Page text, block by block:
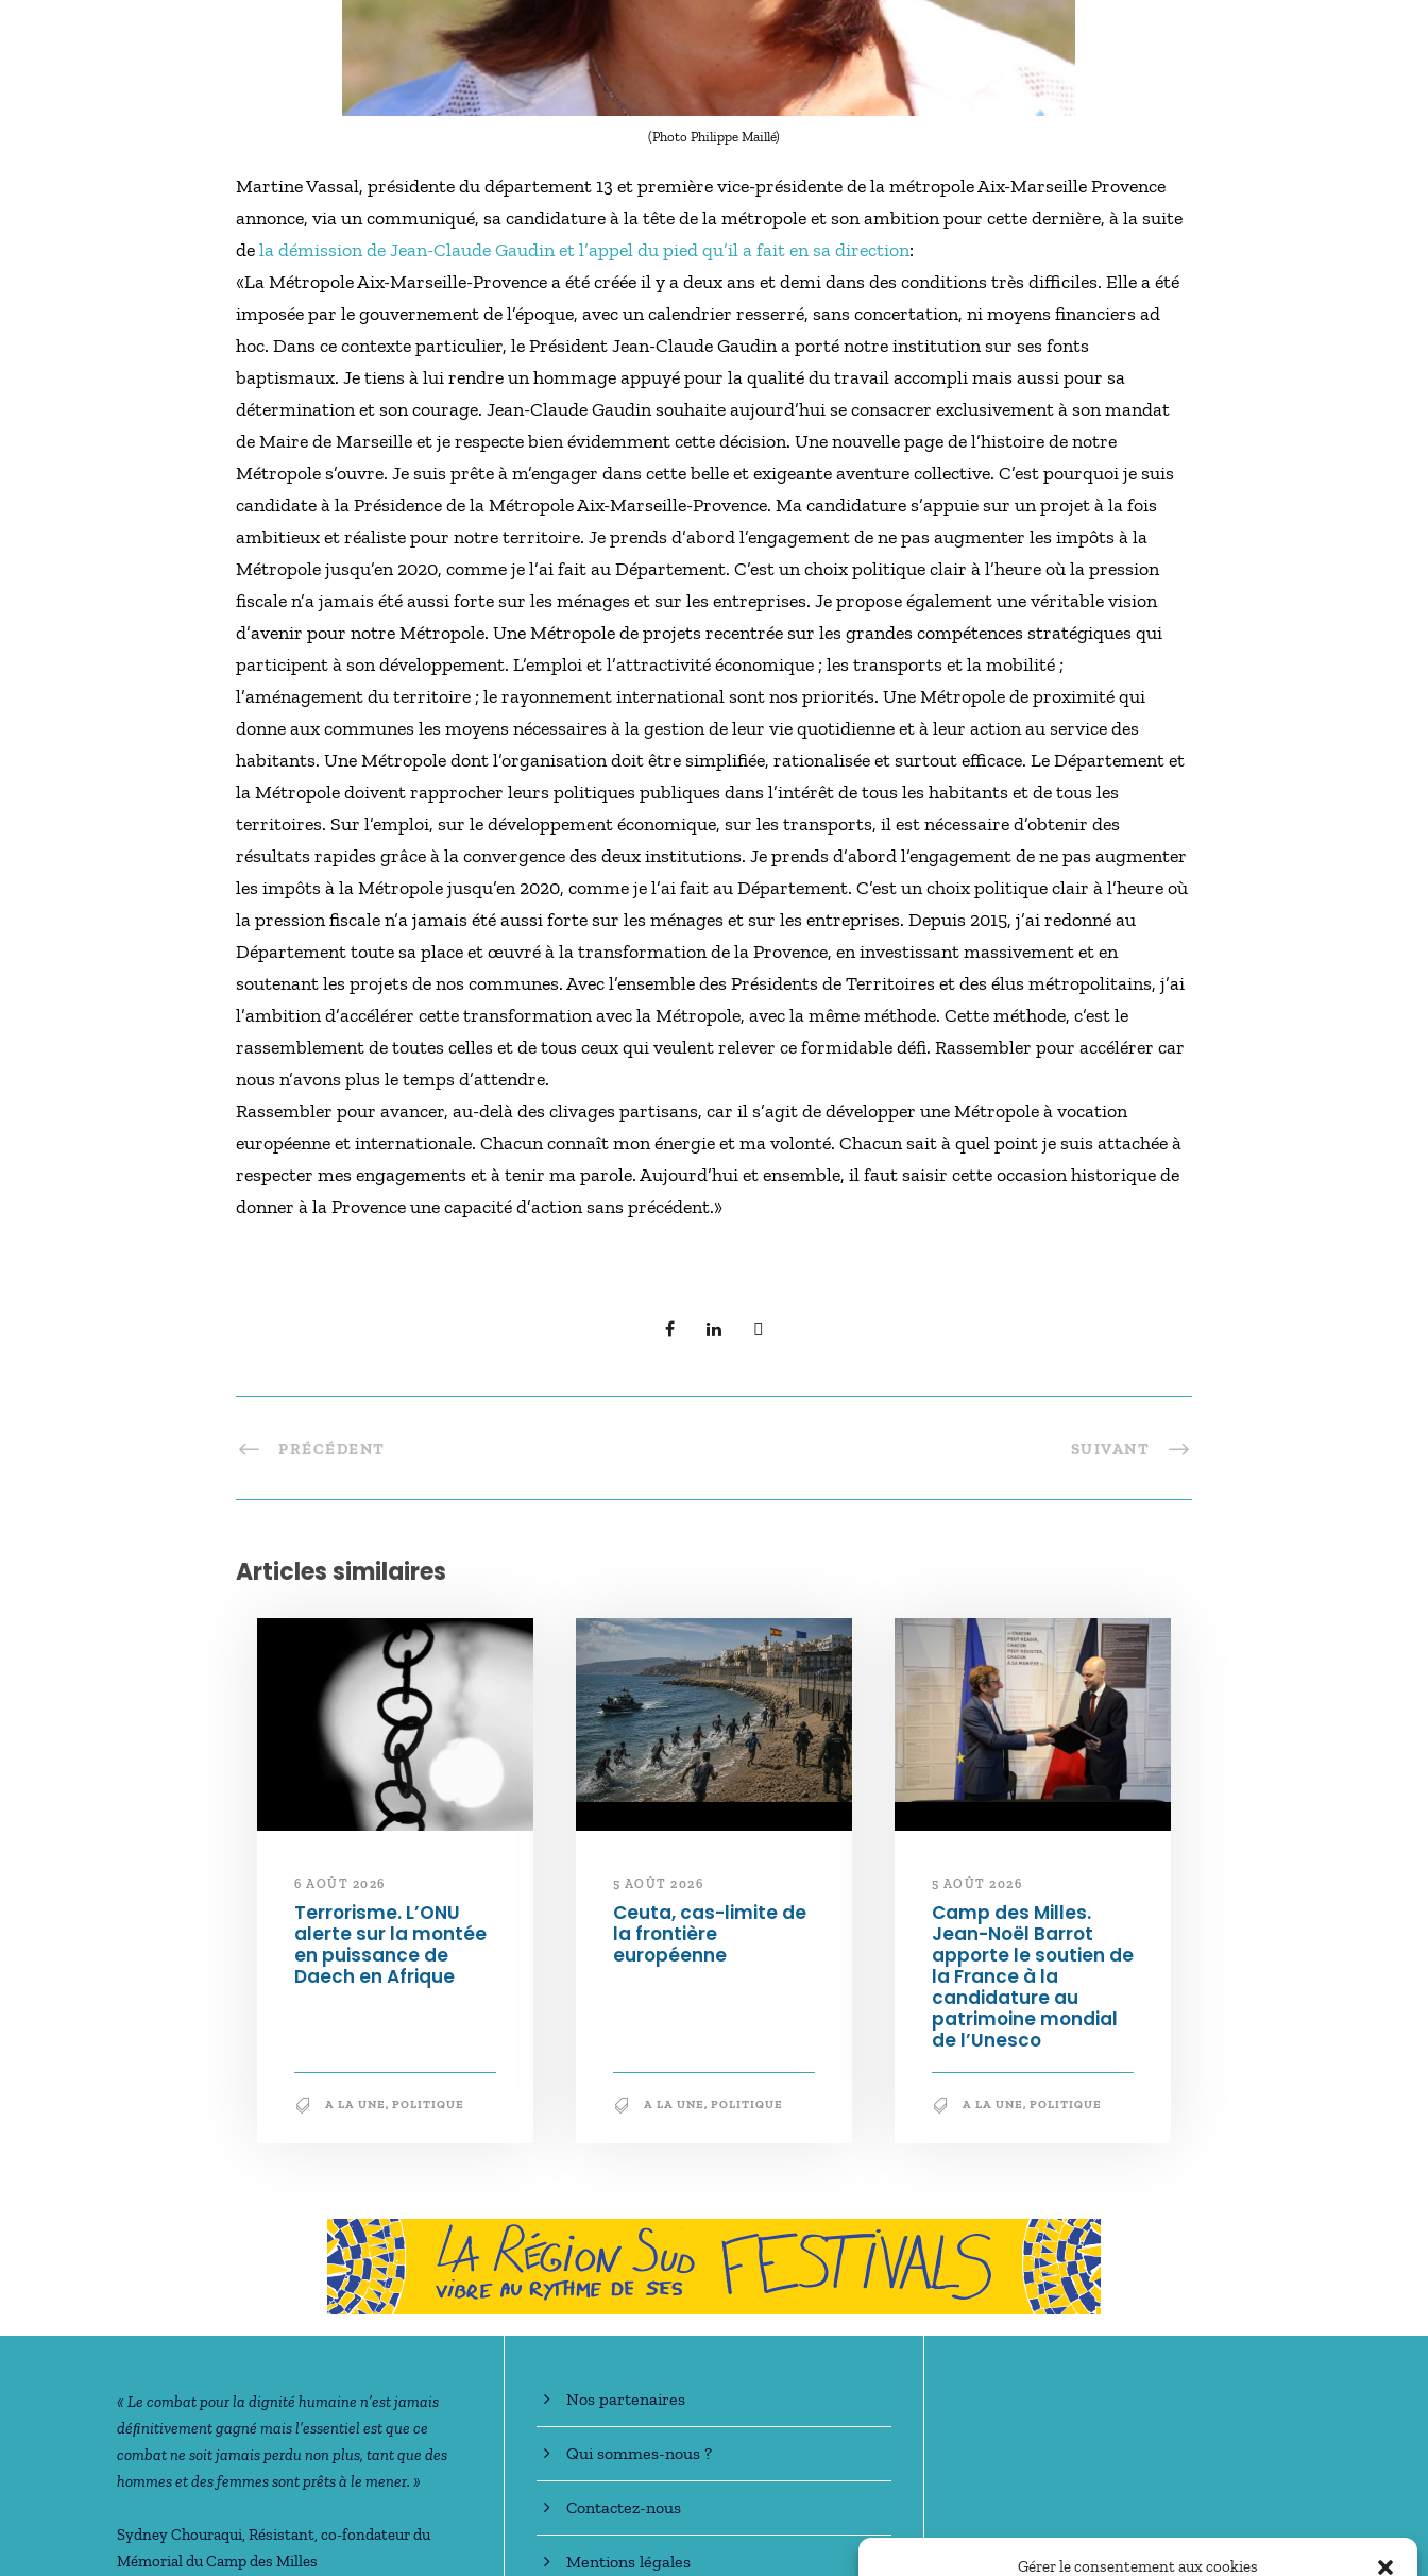
Gérer le consentement aux cookies
(Photo Philippe Maillé)
Martine Vassal, présidente du département 13 et première vice-présidente de la métropole Aix-Marseille Provence
annonce, via un communiqué, sa candidature à la tête de la métropole et son ambition pour cette dernière, à la suite
dela démission de Jean-Claude Gaudin et l’appel du pied qu’il a fait en sa direction:
«La Métropole Aix-Marseille-Provence a été créée il y a deux ans et demi dans des conditions très difficiles. Elle a été
imposée par le gouvernement de l’époque, avec un calendrier resserré, sans concertation, ni moyens financiers ad
hoc. Dans ce contexte particulier, le Président Jean-Claude Gaudin a porté notre institution sur ses fonts
baptismaux. Je tiens à lui rendre un hommage appuyé pour la qualité du travail accompli mais aussi pour sa
détermination et son courage. Jean-Claude Gaudin souhaite aujourd’hui se consacrer exclusivement à son mandat
de Maire de Marseille et je respecte bien évidemment cette décision. Une nouvelle page de l’histoire de notre
Métropole s’ouvre. Je suis prête à m’engager dans cette belle et exigeante aventure collective. C’est pourquoi je suis
candidate à la Présidence de la Métropole Aix-Marseille-Provence. Ma candidature s’appuie sur un projet à la fois
ambitieux et réaliste pour notre territoire. Je prends d’abord l’engagement de ne pas augmenter les impôts à la
Métropole jusqu’en 2020, comme je l’ai fait au Département. C’est un choix politique clair à l’heure où la pression
fiscale n’a jamais été aussi forte sur les ménages et sur les entreprises. Je propose également une véritable vision
d’avenir pour notre Métropole. Une Métropole de projets recentrée sur les grandes compétences stratégiques qui
participent à son développement. L’emploi et l’attractivité économique ; les transports et la mobilité ;
l’aménagement du territoire ; le rayonnement international sont nos priorités. Une Métropole de proximité qui
donne aux communes les moyens nécessaires à la gestion de leur vie quotidienne et à leur action au service des
habitants. Une Métropole dont l’organisation doit être simplifiée, rationalisée et surtout efficace. Le Département et
la Métropole doivent rapprocher leurs politiques publiques dans l’intérêt de tous les habitants et de tous les
territoires. Sur l’emploi, sur le développement économique, sur les transports, il est nécessaire d’obtenir des
résultats rapides grâce à la convergence des deux institutions. Je prends d’abord l’engagement de ne pas augmenter
les impôts à la Métropole jusqu’en 2020, comme je l’ai fait au Département. C’est un choix politique clair à l’heure où
la pression fiscale n’a jamais été aussi forte sur les ménages et sur les entreprises. Depuis 2015, j’ai redonné au
Département toute sa place et œuvré à la transformation de la Provence, en investissant massivement et en
soutenant les projets de nos communes. Avec l’ensemble des Présidents de Territoires et des élus métropolitains, j’ai
l’ambition d’accélérer cette transformation avec la Métropole, avec la même méthode. Cette méthode, c’est le
rassemblement de toutes celles et de tous ceux qui veulent relever ce formidable défi. Rassembler pour accélérer car
nous n’avons plus le temps d’attendre.
Rassembler pour avancer, au-delà des clivages partisans, car il s’agit de développer une Métropole à vocation
européenne et internationale. Chacun connaît mon énergie et ma volonté. Chacun sait à quel point je suis attachée à
respecter mes engagements et à tenir ma parole. Aujourd’hui et ensemble, il faut saisir cette occasion historique de
donner à la Provence une capacité d’action sans précédent.»
PRÉCÉDENT SUIVANT
Articles similaires
6 AOÛT 2026
Terrorisme. L’ONU
alerte sur la montée
en puissance de
Daech en Afrique
A LA UNE, POLITIQUE
5 AOÛT 2026
Ceuta, cas-limite de
la frontière
européenne
A LA UNE, POLITIQUE
5 AOÛT 2026
Camp des Milles.
Jean-Noël Barrot
apporte le soutien de
la France à la
candidature au
patrimoine mondial
de l’Unesco
A LA UNE, POLITIQUE
Notre philosophie
« Le combat pour la dignité humaine n’est jamais
déﬁnitivement gagné mais l’essentiel est que ce
combat ne soit jamais perdu non plus, tant que des
hommes et des femmes sont prêts à le mener. »
Sydney Chouraqui, Résistant, co-fondateur du
Mémorial du Camp des Milles
En savoir +
Nos partenaires
Qui sommes-nous ?
Contactez-nous
Mentions légales